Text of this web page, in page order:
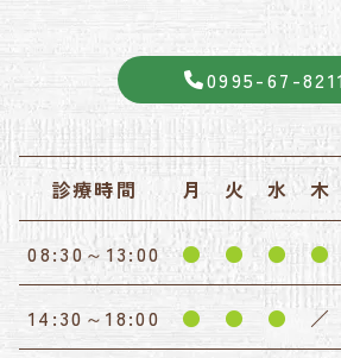
0995-67-
診療時間 月 火 水 木
08:30～13:00 ● ● ● ●
14:30～18:00 ● ● ● ／